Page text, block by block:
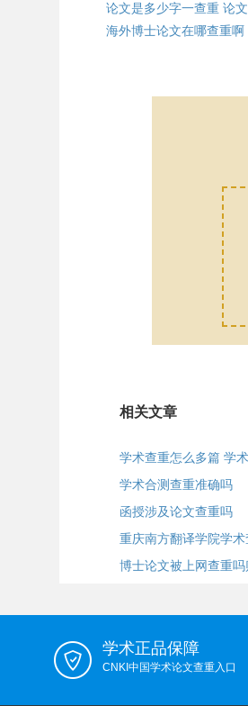
论文是多少字一查重 论
海外博士论文在哪查重啊
相关文章
学术查重怎么多篇 学
学术合测查重准确吗
函授涉及论文查重吗
重庆南方翻译学院学术
博士论文被上网查重吗
学术正品保障
CNKI中国学术论文查重入口